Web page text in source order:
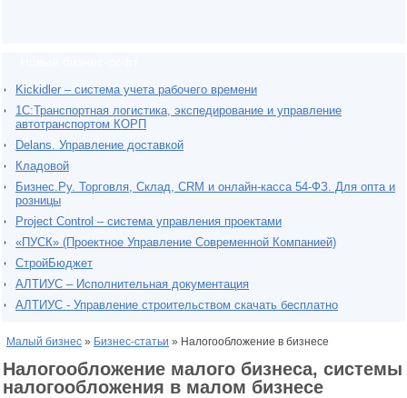
Kickidler – система учета рабочего времени
1С:Транспортная логистика, экспедирование и управление
автотранспортом КОРП
Delans. Управление доставкой
Кладовой
Бизнес.Ру. Торговля, Склад, CRM и онлайн-касса 54-ФЗ. Для опта и
розницы
Project Сontrol – система управления проектами
«ПУСК» (Проектное Управление Современной Компанией)
СтройБюджет
АЛТИУС – Исполнительная документация
АЛТИУС - Управление строительством скачать бесплатно
Малый бизнес » Бизнес-статьи » Налогообложение в бизнесе
Налогообложение малого бизнеса, системы
налогообложения в малом бизнесе